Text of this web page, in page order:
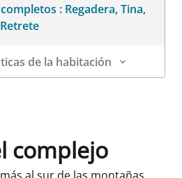
: Regadera, Tina,
de la habitación
complejo